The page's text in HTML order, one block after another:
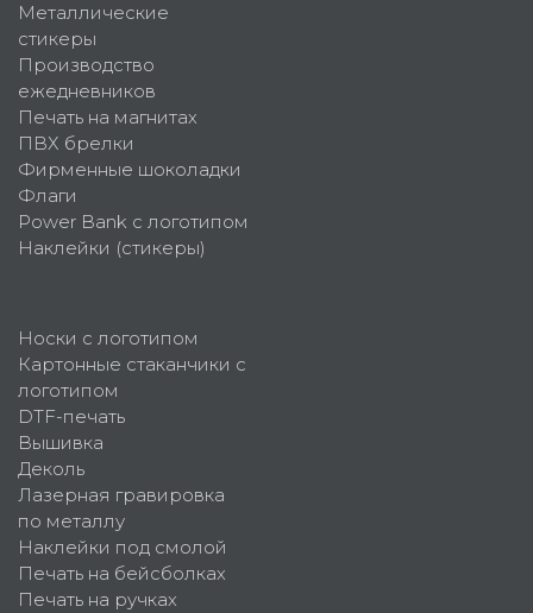
Металлические
стикеры
Производство
ежедневников
Печать на магнитах
ПВХ брелки
Фирменные шоколадки
Флаги
Power Bank с логотипом
Наклейки (стикеры)
Носки с логотипом
Картонные стаканчики с
логотипом
DTF-печать
Вышивка
Деколь
Лазерная гравировка
по металлу
Наклейки под смолой
Печать на бейсболках
Печать на ручках